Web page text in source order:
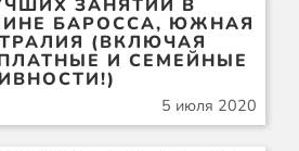
ЗАНЯТИЙ В
БАРОССА, ЮЖНАЯ
(ВКЛЮЧАЯ
И СЕМЕЙНЫЕ
5 июля 2020